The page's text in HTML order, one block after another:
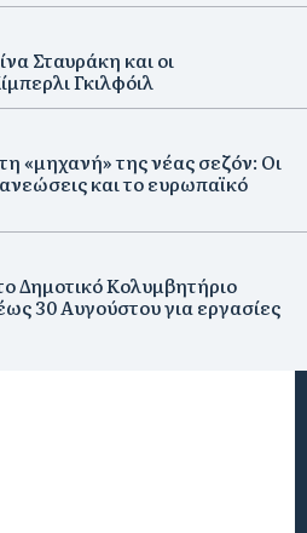
Σταυράκη και οι
Γκιλφόιλ
«μηχανή» της νέας σεζόν: Οι
και το ευρωπαϊκό
Δημοτικό Κολυμβητήριο
30 Αυγούστου για εργασίες